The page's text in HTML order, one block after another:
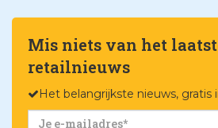
Mis niets van het
retailnieuws
Het belangrijkste nieuws, gratis